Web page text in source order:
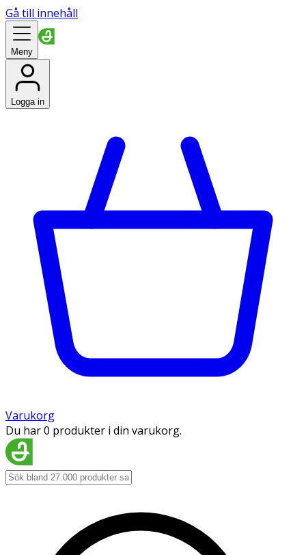
Gå till innehåll
Meny
Logga in
Varukorg
Du har 0 produkter i din varukorg.